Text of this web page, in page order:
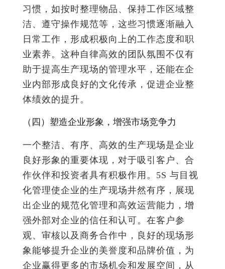
习惯，如按时整理物品、保持工作区域整
洁、遵守操作规范等，这些习惯逐渐融入
日常工作，形成积极向上的工作态度和职
业素养。这种自律高效的团队氛围不仅有
助于提高生产现场的管理水平，还能在企
业内部形成良好的文化传承，促进企业整
体绩效的提升。
（四）塑造企业形象，增强市场竞争力
一个整洁、有序、高效的生产现场是企业
良好形象的重要体现，对于吸引客户、合
作伙伴和投资者具有积极作用。5S 与目视
化管理使企业的生产现场井然有序，展现
出企业的规范化管理和高效运营能力，增
强外部对企业的信任和认可。在客户参
观、审核以及商务合作中，良好的现场形
象能够提升企业的美誉度和品牌价值，为
企业赢得更多的市场机会和发展空间，从